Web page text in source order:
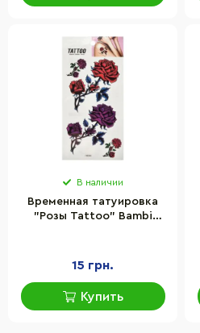
В наличии
Временная татуировка
"Розы Tattoo" Bambi
15 грн.
Купить